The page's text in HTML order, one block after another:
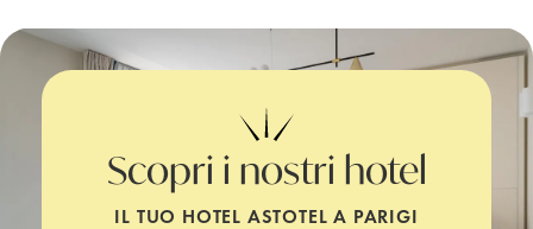
Scopri i nostri hotel
IL TUO HOTEL ASTOTEL A PARIGI